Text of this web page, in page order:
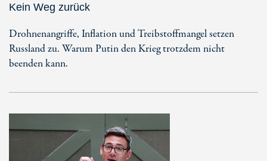
Kein Weg zurück
Drohnenangriffe, Inflation und Treibstoffmangel setzen
Russland zu. Warum Putin den Krieg trotzdem nicht
beenden kann.